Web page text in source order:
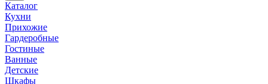
Каталог
Кухни
Прихожие
Гардеробные
Гостиные
Ванные
Детские
Шкафы